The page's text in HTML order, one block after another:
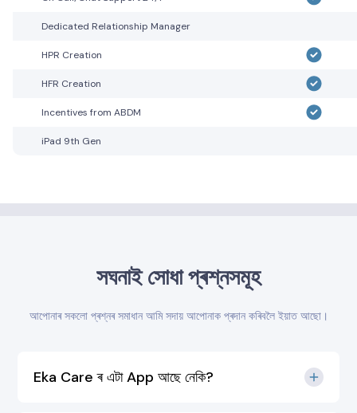
Dedicated Relationship Manager
HPR Creation
HFR Creation
Incentives from ABDM
iPad 9th Gen
সঘনাই সোধা প্ৰশ্নসমূহ
আপোনাৰ সকলো প্ৰশ্নৰ সমাধান আমি সদায় আপোনাক প্ৰদান কৰিবলৈ ইয়াত আছো।
Eka Care ৰ এটা App আছে নেকি?